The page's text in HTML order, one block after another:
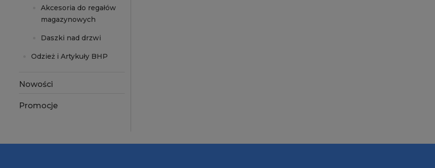
Akcesoria do regałów
magazynowych
Daszki nad drzwi
Odzież i Artykuły BHP
Nowości
Promocje